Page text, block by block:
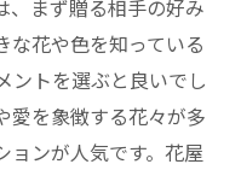
、まず贈る相手の好み
な花や色を知っている
ントを選ぶと良いでし
愛を象徴する花々が多
ョンが人気です。花屋